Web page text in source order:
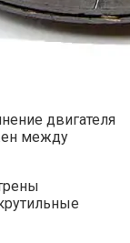
двигателя
между